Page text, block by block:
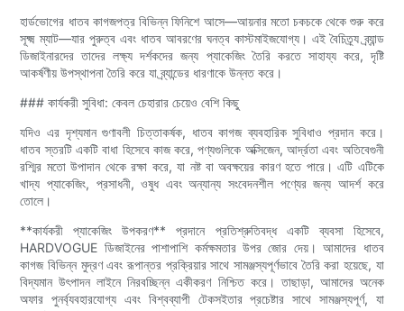
হার্ডভোগের ধাতব কাগজপত্র বিভিন্ন ফিনিশে আসে—আয়নার মতো চকচকে থেকে শুরু করে
সূক্ষ্ম ম্যাট—যার পুরুত্ব এবং ধাতব আবরণের ঘনত্ব কাস্টমাইজযোগ্য। এই বৈচিত্র্য ব্র্যান্ড
ডিজাইনারদের তাদের লক্ষ্য দর্শকদের জন্য প্যাকেজিং তৈরি করতে সাহায্য করে, দৃষ্টি
আকর্ষণীয় উপস্থাপনা তৈরি করে যা ব্র্যান্ডের ধারণাকে উন্নত করে।
### কার্যকরী সুবিধা: কেবল চেহারার চেয়েও বেশি কিছু
যদিও এর দৃশ্যমান গুণাবলী চিত্তাকর্ষক, ধাতব কাগজ ব্যবহারিক সুবিধাও প্রদান করে।
ধাতব স্তরটি একটি বাধা হিসেবে কাজ করে, পণ্যগুলিকে অক্সিজেন, আর্দ্রতা এবং অতিবেগুনী
রশ্মির মতো উপাদান থেকে রক্ষা করে, যা নষ্ট বা অবক্ষয়ের কারণ হতে পারে। এটি এটিকে
খাদ্য প্যাকেজিং, প্রসাধনী, ওষুধ এবং অন্যান্য সংবেদনশীল পণ্যের জন্য আদর্শ করে
তোলে।
**কার্যকরী প্যাকেজিং উপকরণ** প্রদানে প্রতিশ্রুতিবদ্ধ একটি ব্যবসা হিসেবে,
HARDVOGUE ডিজাইনের পাশাপাশি কর্মক্ষমতার উপর জোর দেয়। আমাদের ধাতব
কাগজ বিভিন্ন মুদ্রণ এবং রূপান্তর প্রক্রিয়ার সাথে সামঞ্জস্যপূর্ণভাবে তৈরি করা হয়েছে, যা
বিদ্যমান উৎপাদন লাইনে নিরবচ্ছিন্ন একীকরণ নিশ্চিত করে। তাছাড়া, আমাদের অনেক
অফার পুনর্ব্যবহারযোগ্য এবং বিশ্বব্যাপী টেকসইতার প্রচেষ্টার সাথে সামঞ্জস্যপূর্ণ, যা